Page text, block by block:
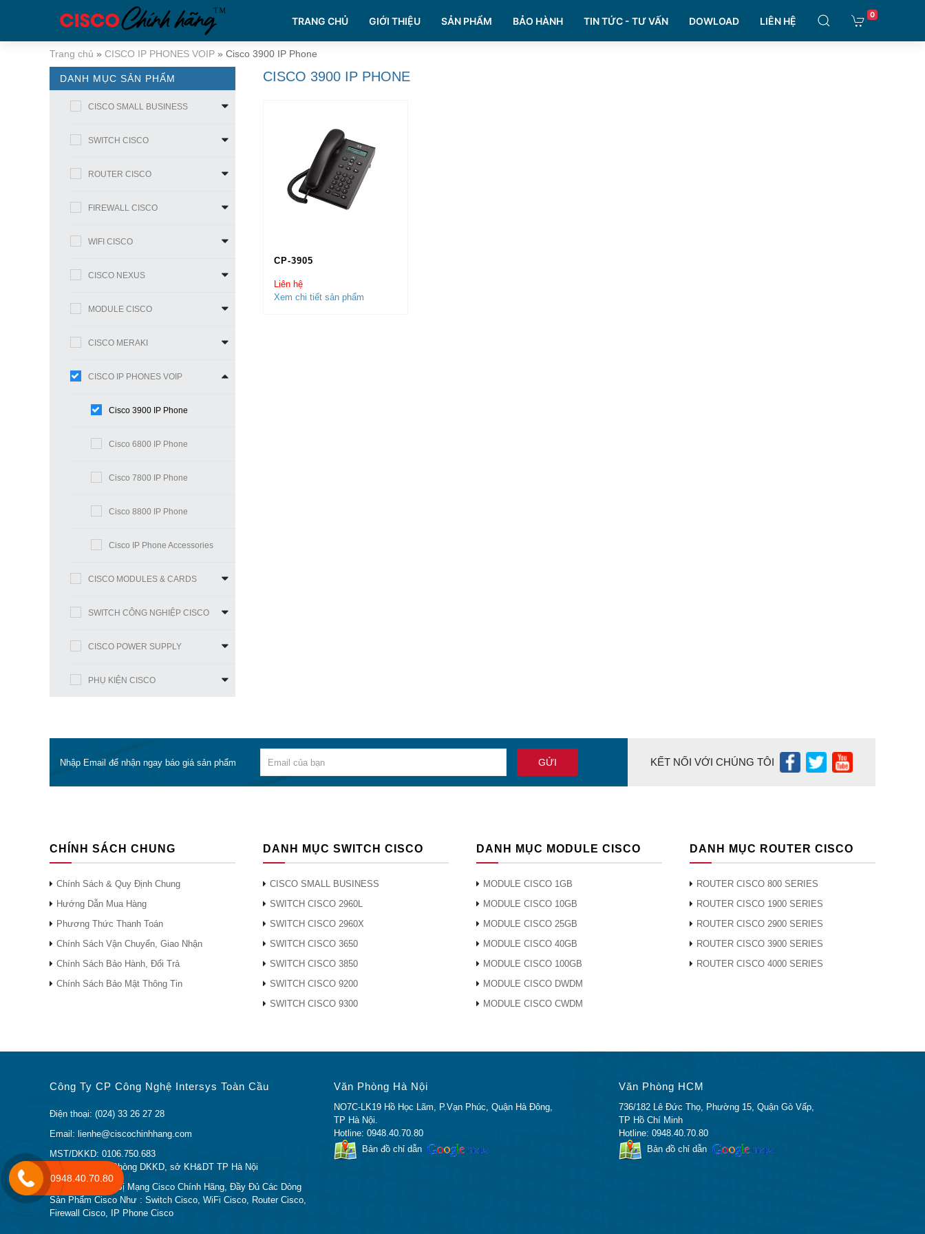
TRANG CHỦ GIỚI THIỆU SẢN PHẨM BẢO HÀNH TIN TỨC - TƯ VẤN DOWLOAD LIÊN HỆ
0
Trang chủ » CISCO IP PHONES VOIP » Cisco 3900 IP Phone
CISCO 3900 IP PHONE
CP-3905
Liên hệ
Xem chi tiết sản phẩm
DANH MỤC SẢN PHẨM
CISCO SMALL BUSINESS
SWITCH CISCO
ROUTER CISCO
FIREWALL CISCO
WIFI CISCO
CISCO NEXUS
MODULE CISCO
CISCO MERAKI
CISCO IP PHONES VOIP
Cisco 3900 IP Phone
Cisco 6800 IP Phone
Cisco 7800 IP Phone
Cisco 8800 IP Phone
Cisco IP Phone Accessories
CISCO MODULES & CARDS
SWITCH CÔNG NGHIỆP CISCO
CISCO POWER SUPPLY
PHỤ KIỆN CISCO
Nhập Email để nhận ngay báo giá sản phẩm KẾT NỐI VỚI CHÚNG TÔI
CHÍNH SÁCH CHUNG
Chính Sách & Quy Định Chung
Hướng Dẫn Mua Hàng
Phương Thức Thanh Toán
Chính Sách Vận Chuyển, Giao Nhận
Chính Sách Bảo Hành, Đổi Trả
Chính Sách Bảo Mật Thông Tin
DANH MỤC SWITCH CISCO
CISCO SMALL BUSINESS
SWITCH CISCO 2960L
SWITCH CISCO 2960X
SWITCH CISCO 3650
SWITCH CISCO 3850
SWITCH CISCO 9200
SWITCH CISCO 9300
DANH MỤC MODULE CISCO
MODULE CISCO 1GB
MODULE CISCO 10GB
MODULE CISCO 25GB
MODULE CISCO 40GB
MODULE CISCO 100GB
MODULE CISCO DWDM
MODULE CISCO CWDM
DANH MỤC ROUTER CISCO
ROUTER CISCO 800 SERIES
ROUTER CISCO 1900 SERIES
ROUTER CISCO 2900 SERIES
ROUTER CISCO 3900 SERIES
ROUTER CISCO 4000 SERIES
Công Ty CP Công Nghệ Intersys Toàn Cầu
Điện thoại: (024) 33 26 27 28
Email: lienhe@ciscochinhhang.com
MST/DKKD: 0106.750.683
Được cấp bởi: Phòng DKKD, sở KH&DT TP Hà Nội
Phân Phối Thiết Bị Mạng Cisco Chính Hãng, Đầy Đủ Các Dòng
Sản Phẩm Cisco Như : Switch Cisco, WiFi Cisco, Router Cisco,
Firewall Cisco, IP Phone Cisco
Văn Phòng Hà Nội
NO7C-LK19 Hồ Học Lãm, P.Vạn Phúc, Quận Hà Đông,
TP Hà Nội.
Hotline: 0948.40.70.80
Bản đồ chỉ dẫn
Văn Phòng HCM
736/182 Lê Đức Thọ, Phường 15, Quận Gò Vấp,
TP Hồ Chí Minh
Hotline: 0948.40.70.80
Bản đồ chỉ dẫn
0948.40.70.80